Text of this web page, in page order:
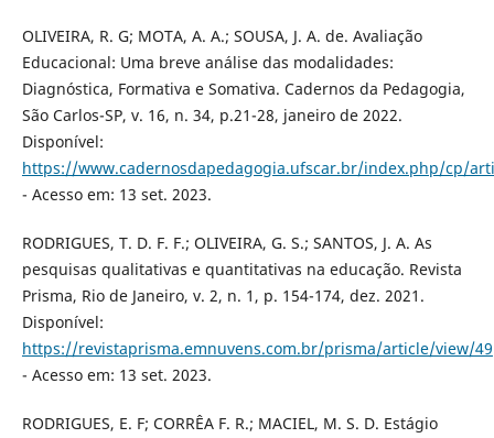
OLIVEIRA, R. G; MOTA, A. A.; SOUSA, J. A. de. Avaliação
Educacional: Uma breve análise das modalidades:
Diagnóstica, Formativa e Somativa. Cadernos da Pedagogia,
São Carlos-SP, v. 16, n. 34, p.21-28, janeiro de 2022.
Disponível:
https://www.cadernosdapedagogia.ufscar.br/index.php/cp/
- Acesso em: 13 set. 2023.
RODRIGUES, T. D. F. F.; OLIVEIRA, G. S.; SANTOS, J. A. As
pesquisas qualitativas e quantitativas na educação. Revista
Prisma, Rio de Janeiro, v. 2, n. 1, p. 154-174, dez. 2021.
Disponível:
https://revistaprisma.emnuvens.com.br/prisma/article/view/49
- Acesso em: 13 set. 2023.
RODRIGUES, E. F; CORRÊA F. R.; MACIEL, M. S. D. Estágio